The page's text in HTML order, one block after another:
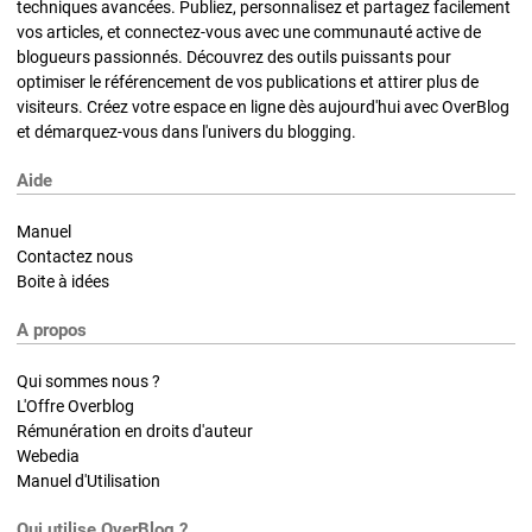
techniques avancées. Publiez, personnalisez et partagez facilement
vos articles, et connectez-vous avec une communauté active de
blogueurs passionnés. Découvrez des outils puissants pour
optimiser le référencement de vos publications et attirer plus de
visiteurs. Créez votre espace en ligne dès aujourd'hui avec OverBlog
et démarquez-vous dans l'univers du blogging.
Aide
Manuel
Contactez nous
Boite à idées
A propos
Qui sommes nous ?
L'Offre Overblog
Rémunération en droits d'auteur
Webedia
Manuel d'Utilisation